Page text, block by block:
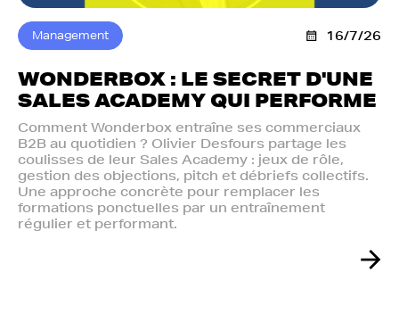
Management 16/7/26
WONDERBOX : LE SECRET D'UNE
SALES ACADEMY QUI PERFORME
Comment Wonderbox entraîne ses commerciaux
B2B au quotidien ? Olivier Desfours partage les
coulisses de leur Sales Academy : jeux de rôle,
gestion des objections, pitch et débriefs collectifs.
Une approche concrète pour remplacer les
formations ponctuelles par un entraînement
régulier et performant.